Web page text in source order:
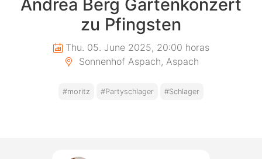
Andrea Berg Gartenkonzert
zu Pfingsten
Thu. 05. June 2025, 20:00 horas
Sonnenhof Aspach, Aspach
#moritz #Partyschlager #Schlager